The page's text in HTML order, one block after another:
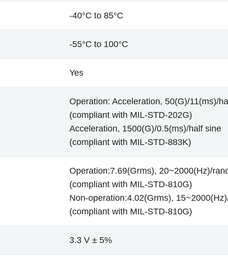
-40°C to 85°C
-55°C to 100°C
Yes
Operation: Acceleration, 50(G)/11(ms)/
(compliant with MIL-STD-202G)
Acceleration, 1500(G)/0.5(ms)/half sine
(compliant with MIL-STD-883K)
Operation:7.69(Grms), 20~2000(Hz)/
(compliant with MIL-STD-810G)
Non-operation:4.02(Grms),
(compliant with MIL-STD-810G)
3.3 V ± 5%